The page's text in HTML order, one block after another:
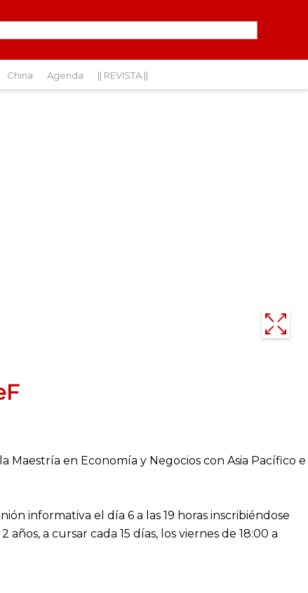
China Agenda || REVISTA ||
en Economía y Negocios con Asia Pacífico e
informativa el día 6 a las 19 horas inscribiéndose
a cursar cada 15 días, los viernes de 18:00 a